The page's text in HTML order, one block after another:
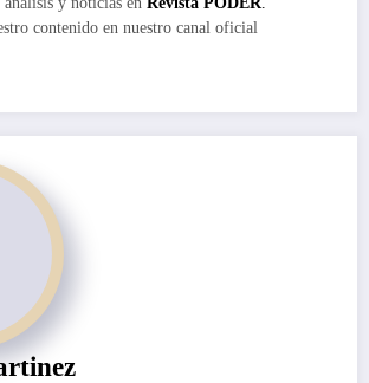
contenido en nuestro canal oficial